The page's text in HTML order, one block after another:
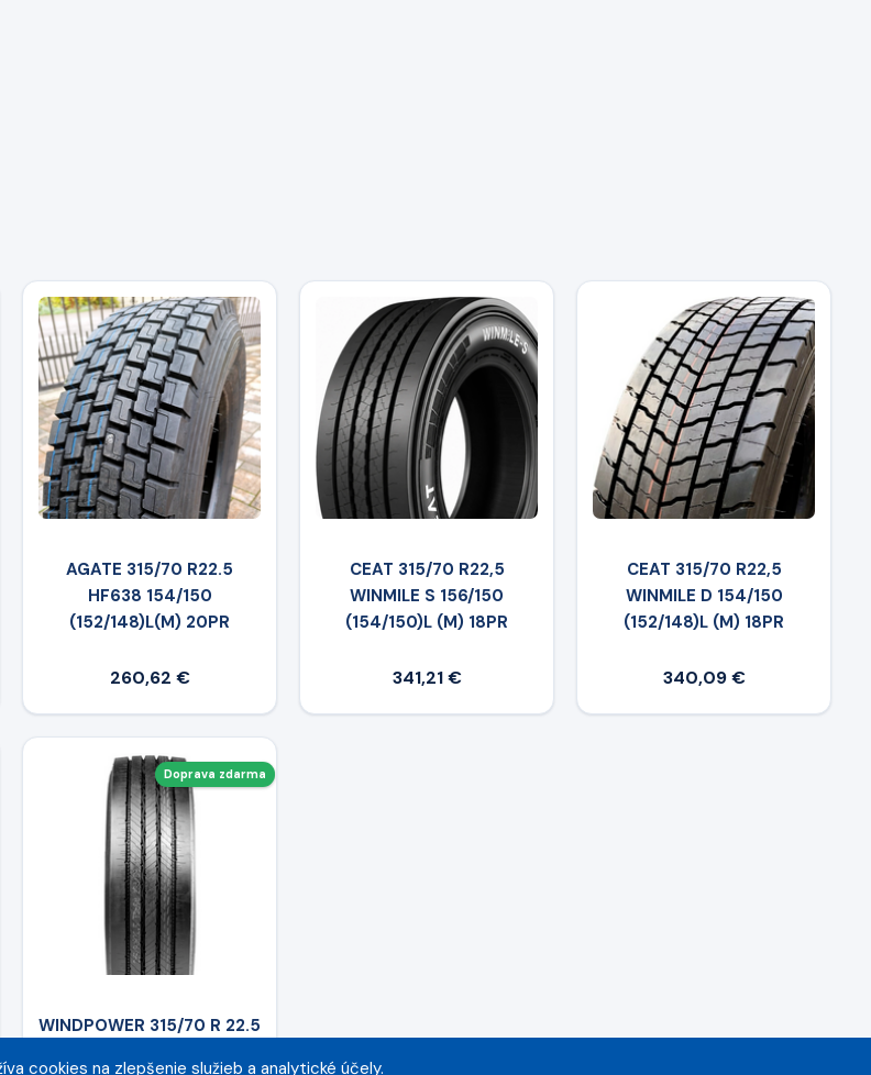
AGATE 315/70 R22.5
HF638 154/150
(152/148)L(M) 20PR
260,62 €
CEAT 315/70 R22,5
WINMILE S 156/150
(154/150)L (M) 18PR
341,21 €
CEAT 315/70 R22,5
WINMILE D 154/150
(152/148)L (M) 18PR
340,09 €
Doprava zdarma
WINDPOWER 315/70 R 22.5
cookies na zlepšenie služieb a analytické účely.